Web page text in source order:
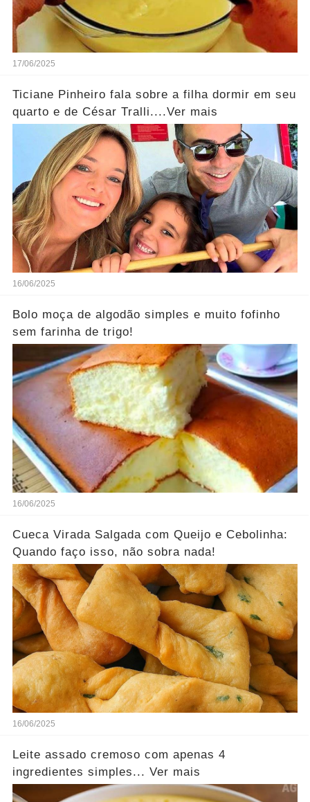
17/06/2025
Ticiane Pinheiro fala sobre a filha dormir em seu
quarto e de César Tralli....Ver mais
16/06/2025
Bolo moça de algodão simples e muito fofinho
sem farinha de trigo!
16/06/2025
Cueca Virada Salgada com Queijo e Cebolinha:
Quando faço isso, não sobra nada!
16/06/2025
Leite assado cremoso com apenas 4
ingredientes simples... Ver mais